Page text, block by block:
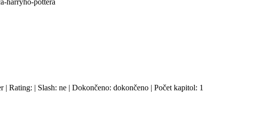
harryho-pottera
| Rating: | Slash: ne | Dokončeno: dokončeno | Počet kapitol: 1